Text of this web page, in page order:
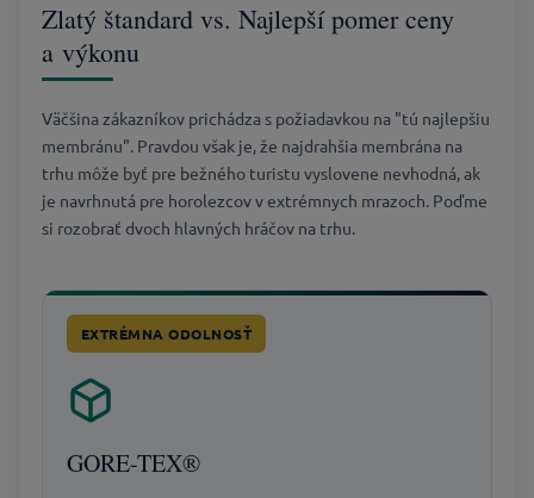
Zlatý štandard vs. Najlepší pomer ceny
a výkonu
Väčšina zákazníkov prichádza s požiadavkou na "tú najlepšiu
membránu". Pravdou však je, že najdrahšia membrána na
trhu môže byť pre bežného turistu vyslovene nevhodná, ak
je navrhnutá pre horolezcov v extrémnych mrazoch. Poďme
si rozobrať dvoch hlavných hráčov na trhu.
EXTRÉMNA ODOLNOSŤ
GORE-TEX®